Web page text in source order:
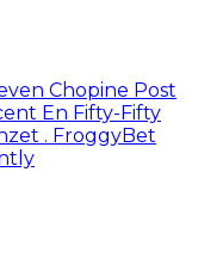
Chopine Post
En Fifty-Fifty
. FroggyBet